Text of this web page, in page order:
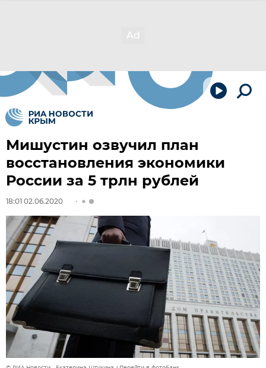
Мишустин озвучил план
восстановления экономики
России за 5 трлн рублей
18:01 02.06.2020